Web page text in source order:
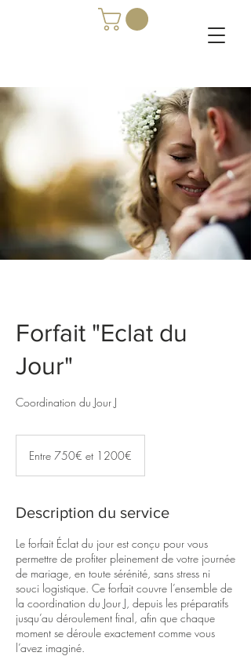
Forfait "Eclat du
Jour"
Coordination du Jour J
Entre 750€ et 1200€
Description du service
Le forfait Éclat du jour est conçu pour vous
permettre de profiter pleinement de votre journée
de mariage, en toute sérénité, sans stress ni
souci logistique. Ce forfait couvre l’ensemble de
la coordination du Jour J, depuis les préparatifs
jusqu’au déroulement final, afin que chaque
moment se déroule exactement comme vous
l’avez imaginé.